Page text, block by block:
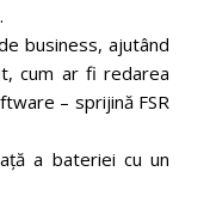
business, ajutând
cum ar fi redarea
– sprijină FSR
a bateriei cu un